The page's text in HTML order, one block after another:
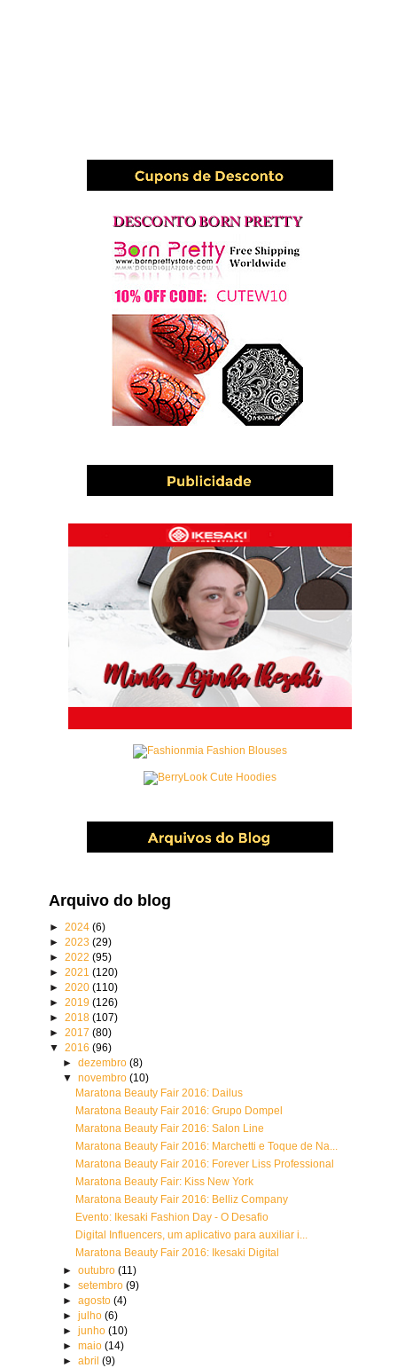
Arquivo do blog
►2024(6)
►2023(29)
►2022(95)
►2021(120)
►2020(110)
►2019(126)
►2018(107)
►2017(80)
▼2016(96)
► dezembro (8)
▼ novembro (10)
Maratona Beauty Fair 2016: Dailus
Maratona Beauty Fair 2016: Grupo Dompel
Maratona Beauty Fair 2016: Salon Line
Maratona Beauty Fair 2016: Marchetti e Toque de Na...
Maratona Beauty Fair 2016: Forever Liss Professional
Maratona Beauty Fair: Kiss New York
Maratona Beauty Fair 2016: Belliz Company
Evento: Ikesaki Fashion Day - O Desafio
Digital Influencers, um aplicativo para auxiliar i...
Maratona Beauty Fair 2016: Ikesaki Digital
► outubro (11)
► setembro (9)
► agosto (4)
► julho (6)
► junho (10)
► maio (14)
► abril (9)